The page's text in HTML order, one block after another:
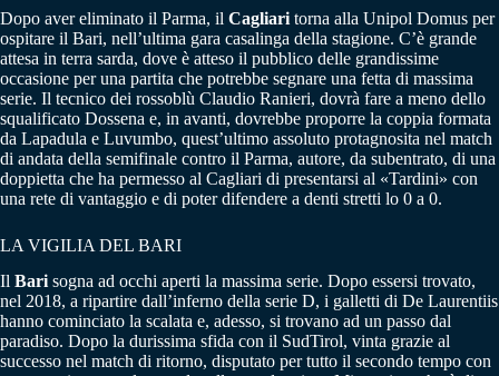
Dopo aver eliminato il Parma, il Cagliari torna alla Unipol Domus per
ospitare il Bari, nell’ultima gara casalinga della stagione. C’è grande
attesa in terra sarda, dove è atteso il pubblico delle grandissime
occasione per una partita che potrebbe segnare una fetta di massima
serie. Il tecnico dei rossoblù Claudio Ranieri, dovrà fare a meno dello
squalificato Dossena e, in avanti, dovrebbe proporre la coppia formata
da Lapadula e Luvumbo, quest’ultimo assoluto protagnosita nel match
di andata della semifinale contro il Parma, autore, da subentrato, di una
doppietta che ha permesso al Cagliari di presentarsi al «Tardini» con
una rete di vantaggio e di poter difendere a denti stretti lo 0 a 0.
LA VIGILIA DEL BARI
Il Bari sogna ad occhi aperti la massima serie. Dopo essersi trovato,
nel 2018, a ripartire dall’inferno della serie D, i galletti di De Laurentiis
hanno cominciato la scalata e, adesso, si trovano ad un passo dal
paradiso. Dopo la durissima sfida con il SudTirol, vinta grazie al
successo nel match di ritorno, disputato per tutto il secondo tempo con